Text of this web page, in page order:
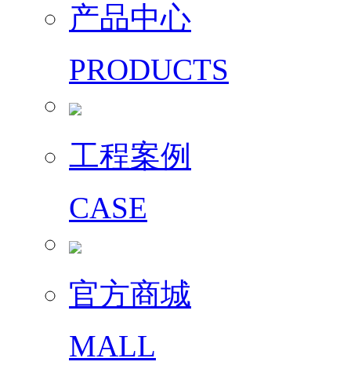
产品中心
PRODUCTS
工程案例
CASE
官方商城
MALL